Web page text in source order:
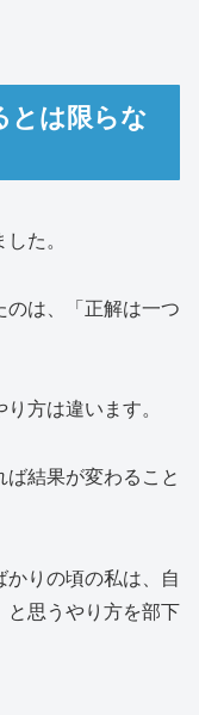
とは限らな
た。
は、「正解は一つ
方は違います。
結果が変わること
りの頃の私は、自
思うやり方を部下